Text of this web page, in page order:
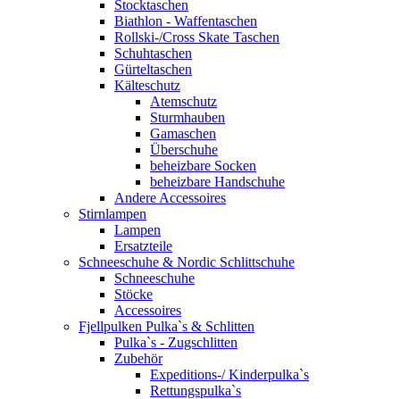
Stocktaschen
Biathlon - Waffentaschen
Rollski-/Cross Skate Taschen
Schuhtaschen
Gürteltaschen
Kälteschutz
Atemschutz
Sturmhauben
Gamaschen
Überschuhe
beheizbare Socken
beheizbare Handschuhe
Andere Accessoires
Stirnlampen
Lampen
Ersatzteile
Schneeschuhe & Nordic Schlittschuhe
Schneeschuhe
Stöcke
Accessoires
Fjellpulken Pulka`s & Schlitten
Pulka`s - Zugschlitten
Zubehör
Expeditions-/ Kinderpulka`s
Rettungspulka`s